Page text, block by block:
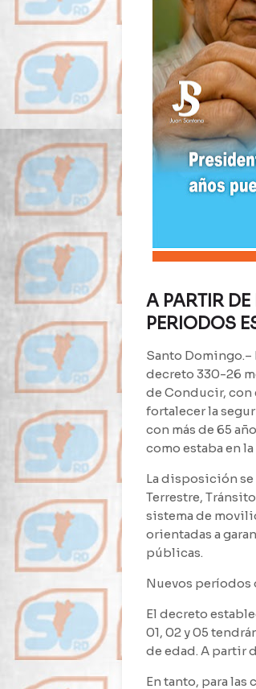
A PARTIR
PERIODOS
Santo
decreto 330-26
de Conducir, con
fortalecer la
con más de 65
como estaba en
La disposición se
Terrestre,
sistema de
orientadas a
públicas.
Nuevos períodos
El decreto
01, 02 y 05
de edad. A partir
En tanto, para las